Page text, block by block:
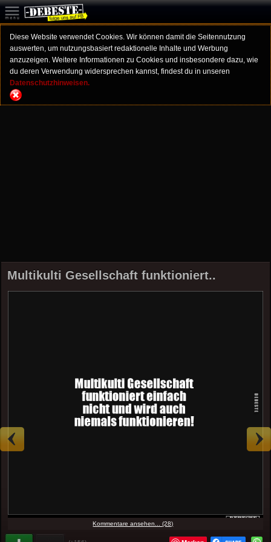
Diese Website verwendet Cookies. Wir können damit die Seitennutzung
auswerten, um nutzungsbasiert redaktionelle Inhalte und Werbung
anzuzeigen. Weitere Informationen zu Cookies und insbesondere dazu, wie
du deren Verwendung widersprechen kannst, findest du in unseren
Datenschutzhinweisen.
Multikulti Gesellschaft funktioniert..
Kommentare ansehen... (28)